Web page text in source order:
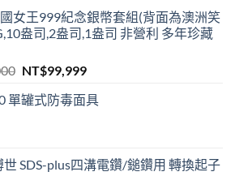
女王999紀念銀幣套組(背面為澳洲笑
盎司,2盎司,1盎司 非營利 多年珍藏
原
價
NT$99,999目
價
單罐式防毒面具
世 SDS-plus四溝電鑽/鎚鑽用 轉換起子